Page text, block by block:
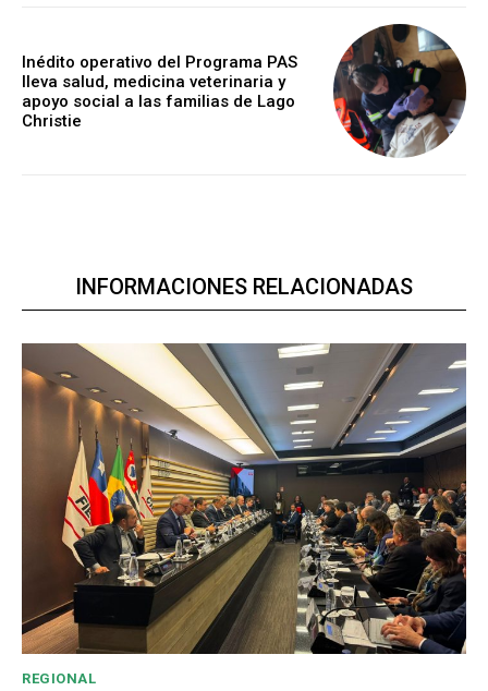
Inédito operativo del Programa PAS
lleva salud, medicina veterinaria y
apoyo social a las familias de Lago
Christie
INFORMACIONES RELACIONADAS
REGIONAL